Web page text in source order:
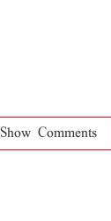
Show Comments